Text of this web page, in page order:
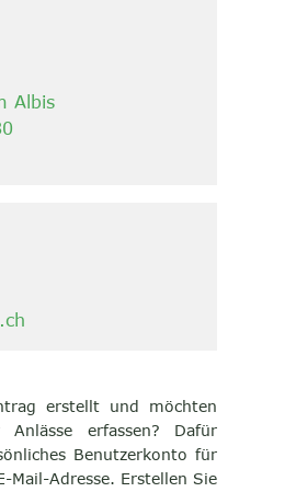
Albis
erstellt und möchten
erfassen? Dafür
Benutzerkonto für
Mail-Adresse. Erstellen Sie